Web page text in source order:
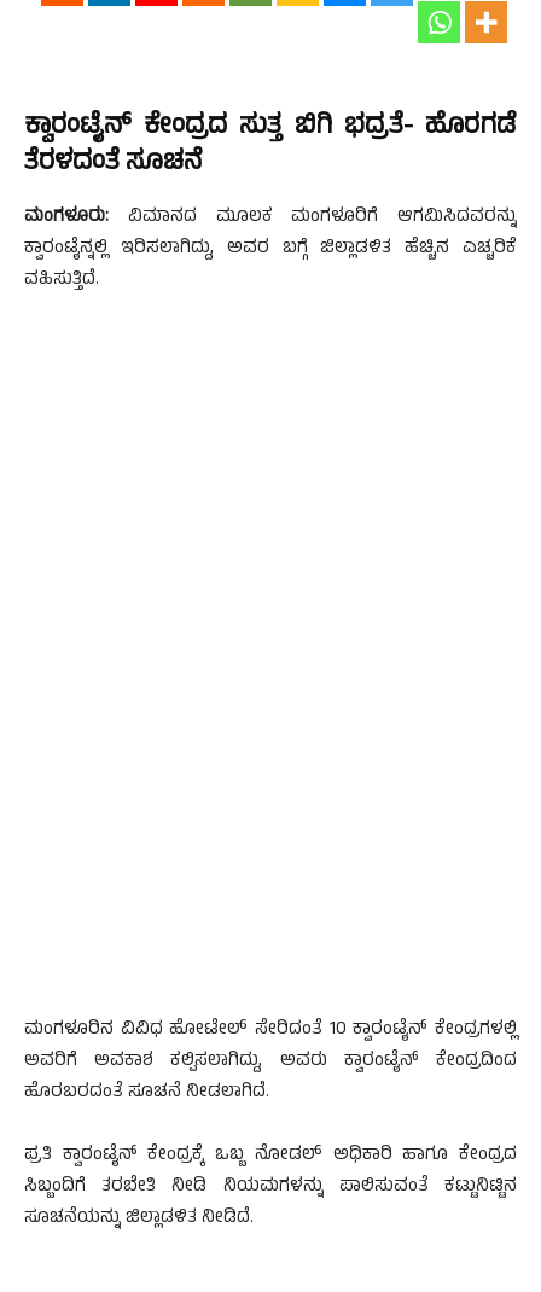
ಕ್ವಾರಂಟೈನ್ ಕೇಂದ್ರದ ಸುತ್ತ ಬಿಗಿ ಭದ್ರತೆ- ಹೊರಗಡೆ
ತೆರಳದಂತೆ ಸೂಚನೆ
ಮಂಗಳೂರು: ವಿಮಾನದ ಮೂಲಕ ಮಂಗಳೂರಿಗೆ ಆಗಮಿಸಿದವರನ್ನು
ಕ್ವಾರಂಟೈನ್ನಲ್ಲಿ ಇರಿಸಲಾಗಿದ್ದು, ಅವರ ಬಗ್ಗೆ ಜಿಲ್ಲಾಡಳಿತ ಹೆಚ್ಚಿನ ಎಚ್ಚರಿಕೆ
ವಹಿಸುತ್ತಿದೆ.
ಮಂಗಳೂರಿನ ವಿವಿಧ ಹೋಟೇಲ್ ಸೇರಿದಂತೆ 10 ಕ್ವಾರಂಟೈನ್ ಕೇಂದ್ರಗಳಲ್ಲಿ
ಅವರಿಗೆ ಅವಕಾಶ ಕಲ್ಪಿಸಲಾಗಿದ್ದು, ಅವರು ಕ್ವಾರಂಟೈನ್ ಕೇಂದ್ರದಿಂದ
ಹೊರಬರದಂತೆ ಸೂಚನೆ ನೀಡಲಾಗಿದೆ.
ಪ್ರತಿ ಕ್ವಾರಂಟೈನ್ ಕೇಂದ್ರಕ್ಕೆ ಒಬ್ಬ ನೋಡಲ್ ಅಧಿಕಾರಿ ಹಾಗೂ ಕೇಂದ್ರದ
ಸಿಬ್ಬಂದಿಗೆ ತರಬೇತಿ ನೀಡಿ ನಿಯಮಗಳನ್ನು ಪಾಲಿಸುವಂತೆ ಕಟ್ಟುನಿಟ್ಟಿನ
ಸೂಚನೆಯನ್ನು ಜಿಲ್ಲಾಡಳಿತ ನೀಡಿದೆ.